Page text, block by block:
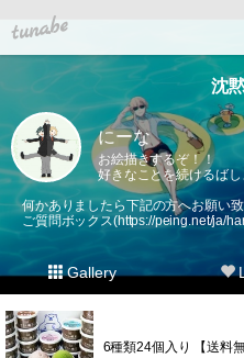
tuna.be
沈
にーな
お絵描きするぞ！！
好きなことを続けるばし
何かありましたら下記の方へお願い致
ご質問ボックス(https://peing.net/ja/
Gallery
6種類24個入り 【送料